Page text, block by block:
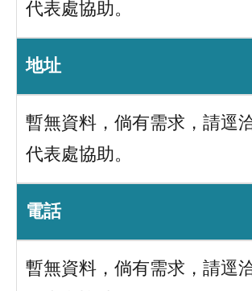
代表處協助。
地址
暫無資料，倘有需求，請逕
代表處協助。
電話
暫無資料，倘有需求，請逕